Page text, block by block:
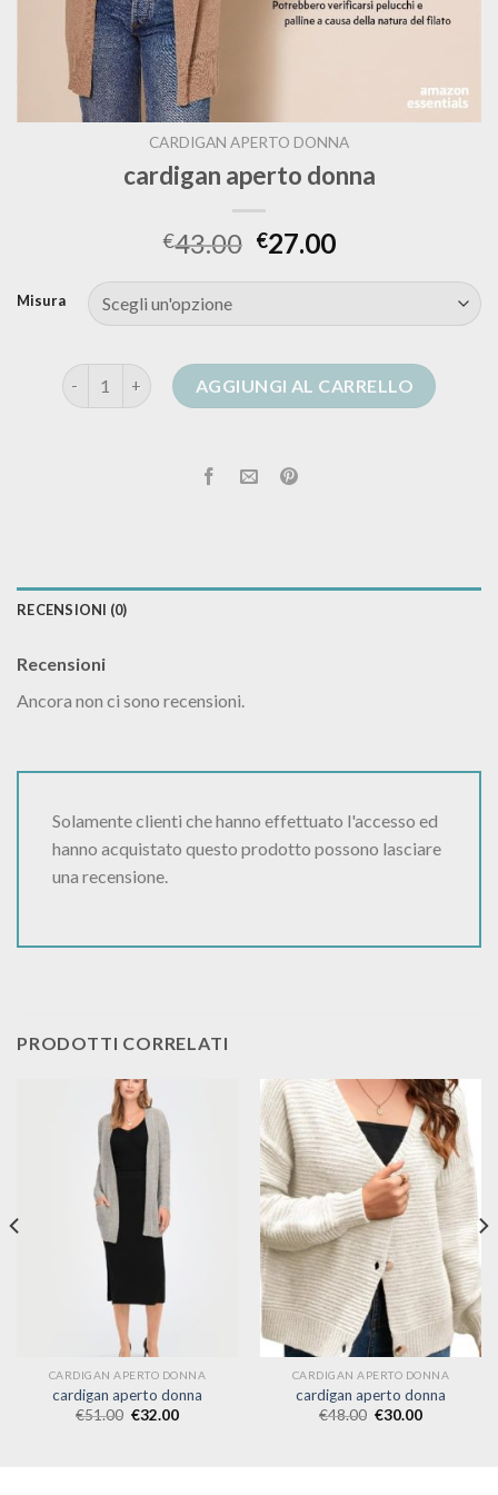
CARDIGAN APERTO DONNA
cardigan aperto donna
€43.00 €27.00
Misura
cardigan aperto donna quantitàAGGIUNGI AL CARRELLO
RECENSIONI (0)
Recensioni
Ancora non ci sono recensioni.
Solamente clienti che hanno effettuato l'accesso ed
hanno acquistato questo prodotto possono lasciare
una recensione.
PRODOTTI CORRELATI
CARDIGAN APERTO DONNA
cardigan aperto donna
€51.00 €32.00
CARDIGAN APERTO DONNA
cardigan aperto donna
€48.00 €30.00